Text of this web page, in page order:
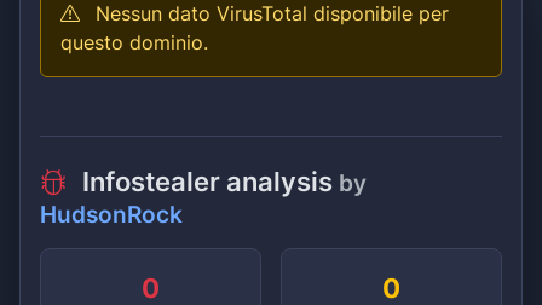
Nessun dato VirusTotal disponibile per
questo dominio.
Infostealer analysis by
HudsonRock
0 0